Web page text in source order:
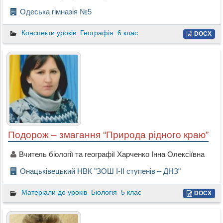
Одеська гімназія №5
Конспекти уроків Географія 6 клас DOCX
Подорож – змагання “Природа рідного краю”
Вчитель біології та географії Харченко Інна Олексіївна
Онацьківецький НВК "ЗОШ І-ІІ ступенів – ДНЗ"
Матеріали до уроків Біологія 5 клас DOCX